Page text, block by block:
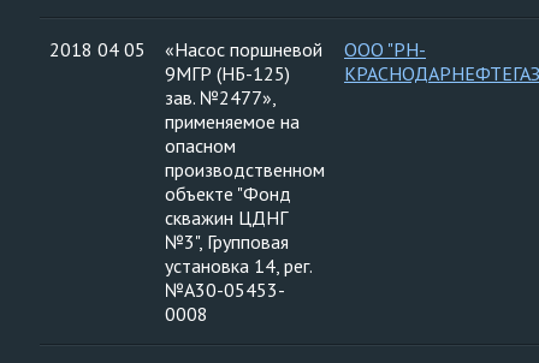
2018 04 05
«Насос поршневой
9МГР (НБ-125)
зав. №2477»,
применяемое на
опасном
производственном
объекте "Фонд
скважин ЦДНГ
№3", Групповая
установка 14, рег.
№А30-05453-
0008
ООО "РН-